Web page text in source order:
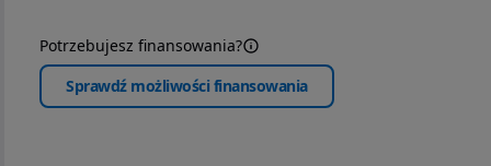
Potrzebujesz finansowania?
Sprawdź możliwości finansowania